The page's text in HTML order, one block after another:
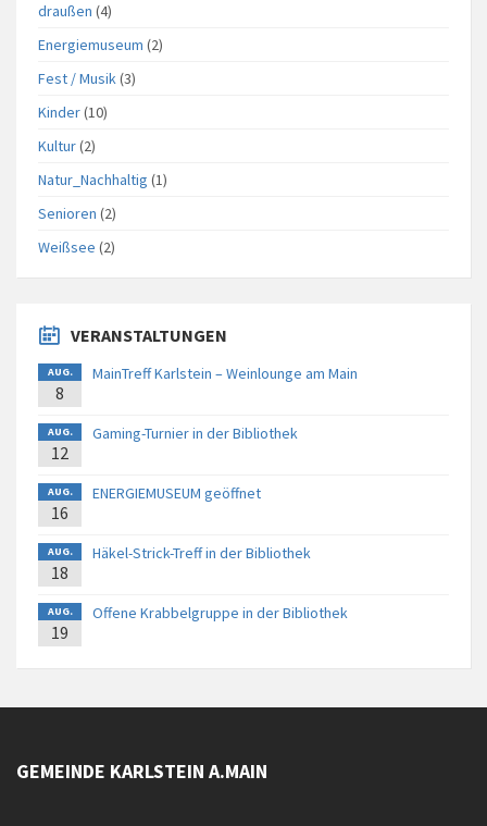
draußen (4)
Energiemuseum (2)
Fest / Musik(3)
Kinder(10)
Kultur(2)
Natur_Nachhaltig (1)
Senioren (2)
Weißsee (2)
VERANSTALTUNGEN
AUG.
8
MainTreff Karlstein – Weinlounge am Main
AUG.
12
Gaming-Turnier in der Bibliothek
AUG.
16
ENERGIEMUSEUM geöffnet
AUG.
18
Häkel-Strick-Treff in der Bibliothek
AUG.
19
Offene Krabbelgruppe in der Bibliothek
GEMEINDE KARLSTEIN A.MAIN